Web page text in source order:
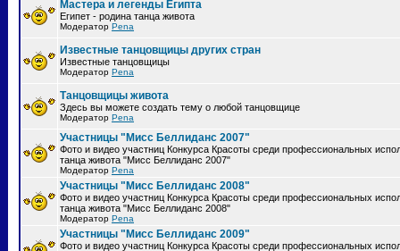
Мастера и легенды Египта
Египет - родина танца живота
Модератор Pena
Известные танцовщицы других стран
Известные танцовщицы
Модератор Pena
Танцовщицы живота
Здесь вы можете создать тему о любой танцовщице
Модератор Pena
Участницы "Мисс Беллиданс 2007"
Фото и видео участниц Конкурса Красоты среди профессиональных
танца живота "Мисс Беллиданс 2007"
Модератор Pena
Участницы "Мисс Беллиданс 2008"
Фото и видео участниц Конкурса Красоты среди профессиональных
танца живота "Мисс Беллиданс 2008"
Модератор Pena
Участницы "Мисс Беллиданс 2009"
Фото и видео участниц Конкурса Красоты среди профессиональных